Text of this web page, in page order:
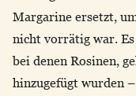
Margarine ersetzt,
nicht vorrätig war. Es
bei denen Rosinen,
hinzugefügt wurden